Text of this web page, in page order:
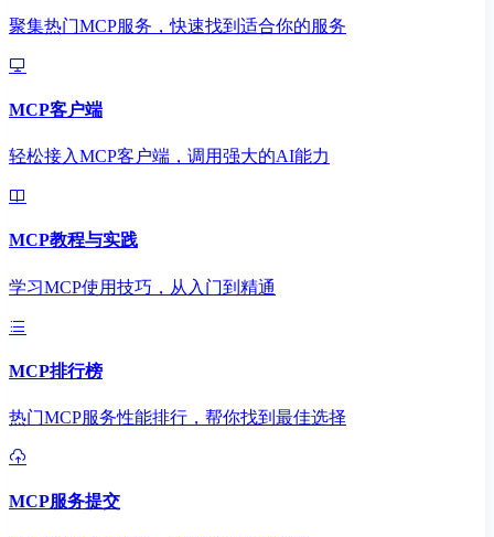
聚集热门MCP服务，快速找到适合你的服务
MCP客户端
轻松接入MCP客户端，调用强大的AI能力
MCP教程与实践
学习MCP使用技巧，从入门到精通
MCP排行榜
热门MCP服务性能排行，帮你找到最佳选择
MCP服务提交